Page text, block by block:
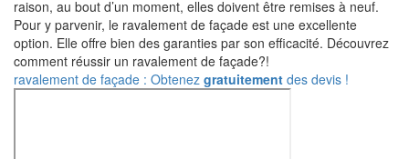
raison, au bout d’un moment, elles doivent être remises à neuf.
Pour y parvenir, le ravalement de façade est une excellente
option. Elle offre bien des garanties par son efficacité. Découvrez
comment réussir un ravalement de façade?!
ravalement de façade : Obtenez gratuitement des devis !